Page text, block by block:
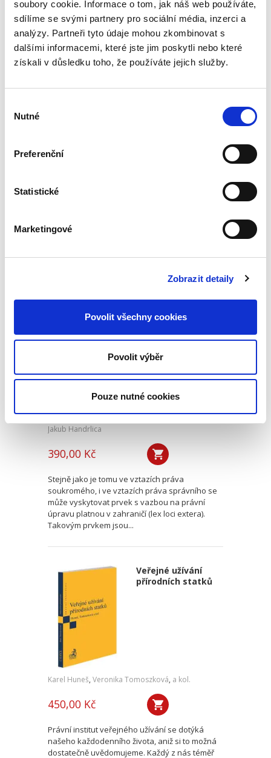
soubory cookie. Informace o tom, jak náš web používáte,
sdílíme se svými partnery pro sociální média, inzerci a
analýzy. Partneři tyto údaje mohou zkombinovat s
dalšími informacemi, které jste jim poskytli nebo které
získali v důsledku toho, že používáte jejich služby.
souhlasu
Nutné
Preferenční
Statistické
Marketingové
Zobrazit detaily
Povolit všechny cookies
Povolit výběr
Pouze nutné cookies
práva EU ve všech členských státech a vychází
především z...
Zásada předběžné
mezinárodního
Předkládaná monografie se zabývá tématem,
Úvod do
práva správního
Jakub Handrlica
390,00 Kč
Stejně jako je tomu ve vztazích práva
soukromého, i ve vztazích práva správního se
může vyskytovat prvek s vazbou na právní
úpravu platnou v zahraničí (lex loci extera).
Takovým prvkem jsou...
Veřejné užívání
přírodních statků
Karel Huneš, Veronika Tomoszková, a kol.
450,00 Kč
Právní institut veřejného užívání se dotýká
našeho každodenního života, aniž si to možná
dostatečně uvědomujeme. Každý z nás téměř